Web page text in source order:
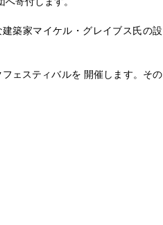
築家マイケル・グレイブス氏の設
ェスティバルを 開催します。その